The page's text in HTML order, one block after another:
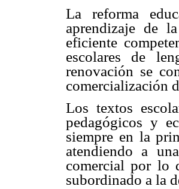
La reforma
aprendizaje de
eficiente
escolares de
renovación se
comercialización
Los textos
pedagógicos y
siempre en la
atendiendo a
comercial por lo
subordinado a la